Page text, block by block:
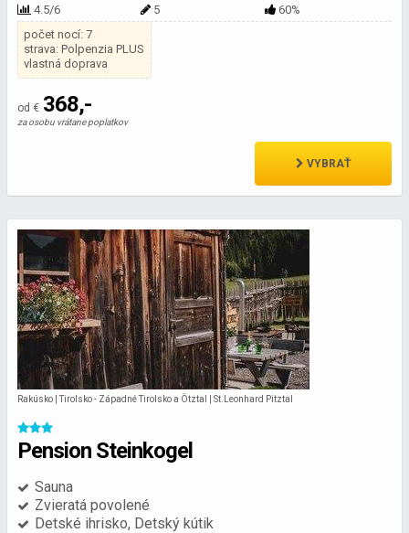
4.5/6 5
60%
počet nocí: 7
strava: Polpenzia PLUS
vlastná doprava
od € 368,-
za osobu vrátane poplatkov
VYBRAŤ
Rakúsko | Tirolsko - Západné Tirolsko a Ötztal | St.Leonhard Pitztal
Pension Steinkogel
Sauna
Zvieratá povolené
Detské ihrisko, Detský kútik